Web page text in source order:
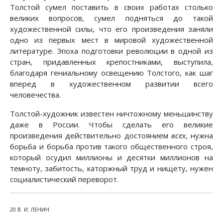
Толстой сумел поставить в своих работах столько
великих вопросов, сумел подняться до такой
художественной силы, что его произведения заняли
одно из первых мест в мировой художественной
литературе. Эпоха подготовки революции в одной из
стран, придавленных крепостниками, выступила,
благодаря гениальному освещению Толстого, как шаг
вперед в художественном развитии всего
человечества.
Толстой-художник известен ничтожному меньшинству
даже в России. Чтобы сделать его великие
произведения действительно достоянием всех, нужна
борьба и борьба против такого общественного строя,
который осудил миллионы и десятки миллионов на
темноту, забитость, каторжный труд и нищету, нужен
социалистический переворот.
20 В. И. ЛЕНИН